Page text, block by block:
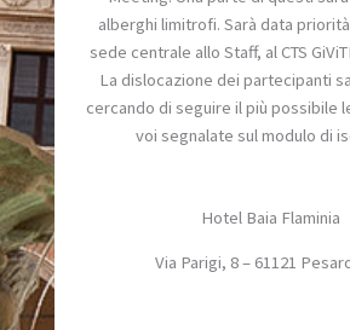
alberghi limitrofi. Sarà data
sede centrale allo Staff, al CTS
La dislocazione dei partecipanti
cercando di seguire il più possibile
voi segnalate sul modulo di
Hotel Baia Flaminia
Via Parigi, 8 – 61121